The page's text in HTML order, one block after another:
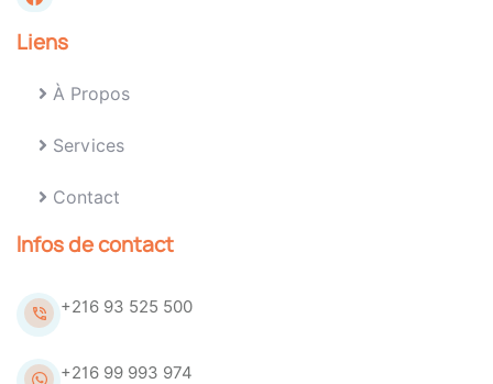
Liens
À Propos
Services
Contact
Infos de contact
+216 93 525 500
+216 99 993 974